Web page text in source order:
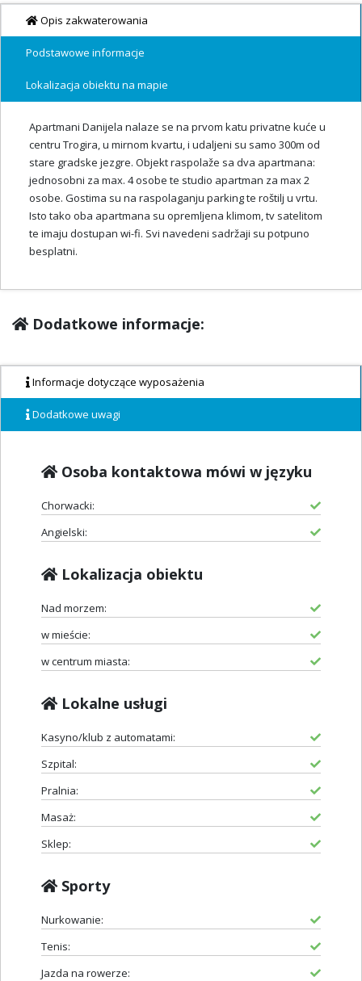
Opis zakwaterowania
Podstawowe informacje
Lokalizacja obiektu na mapie
Apartmani Danijela nalaze se na prvom katu privatne kuće u
centru Trogira, u mirnom kvartu, i udaljeni su samo 300m od
stare gradske jezgre. Objekt raspolaže sa dva apartmana:
jednosobni za max. 4 osobe te studio apartman za max 2
osobe. Gostima su na raspolaganju parking te roštilj u vrtu.
Isto tako oba apartmana su opremljena klimom, tv satelitom
te imaju dostupan wi-fi. Svi navedeni sadržaji su potpuno
besplatni.
Dodatkowe informacje:
Informacje dotyczące wyposażenia
Dodatkowe uwagi
Osoba kontaktowa mówi w języku
Chorwacki:
Angielski:
Lokalizacja obiektu
Nad morzem:
w mieście:
w centrum miasta:
Lokalne usługi
Kasyno/klub z automatami:
Szpital:
Pralnia:
Masaż:
Sklep:
Sporty
Nurkowanie:
Tenis:
Jazda na rowerze: